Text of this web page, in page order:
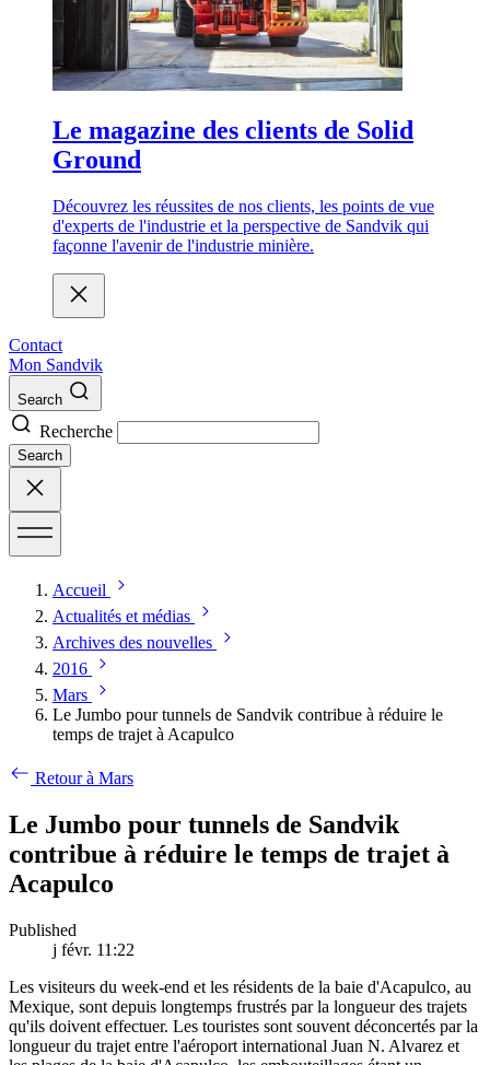
Le magazine des clients de Solid
Ground
Découvrez les réussites de nos clients, les points de vue
d'experts de l'industrie et la perspective de Sandvik qui
façonne l'avenir de l'industrie minière.
Contact
Mon Sandvik
Search
Recherche
Search
Accueil
Actualités et médias
Archives des nouvelles
2016
Mars
Le Jumbo pour tunnels de Sandvik contribue à réduire le
temps de trajet à Acapulco
Retour à Mars
Le Jumbo pour tunnels de Sandvik
contribue à réduire le temps de trajet à
Acapulco
Published
j févr. 11:22
Les visiteurs du week-end et les résidents de la baie d'Acapulco, au
Mexique, sont depuis longtemps frustrés par la longueur des trajets
qu'ils doivent effectuer. Les touristes sont souvent déconcertés par la
longueur du trajet entre l'aéroport international Juan N. Alvarez et